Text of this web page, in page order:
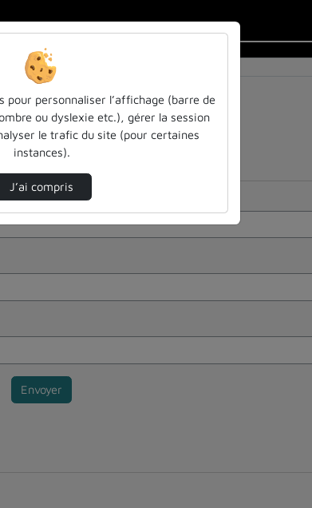
Envoyer
pour personnaliser l’affichage (barre de
ou dyslexie etc.), gérer la session
le trafic du site (pour certaines
instances).
J’ai compris